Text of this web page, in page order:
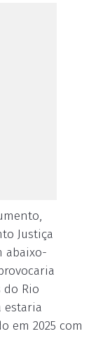
Justiça
abaixo-
do Rio
estaria
em 2025 com